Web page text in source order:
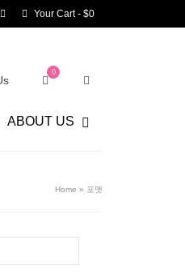
Your Cart- $0
0
ABOUT US
Home » 포맷